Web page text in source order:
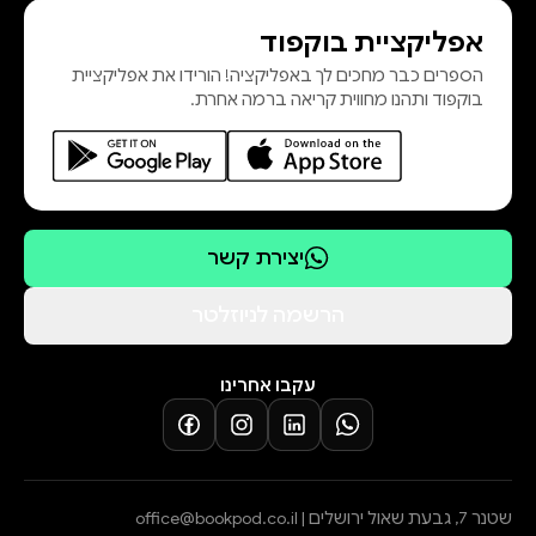
אפליקציית בוקפוד
הספרים כבר מחכים לך באפליקציה! הורידו את אפליקציית
בוקפוד ותהנו מחווית קריאה ברמה אחרת.
יצירת קשר
עקבו אחרינו
שטנר 7, גבעת שאול ירושלים | office@bookpod.co.il